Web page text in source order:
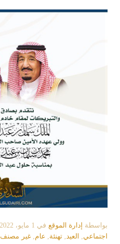
بواسطة إدارة الموقع في 1 مايو، 2022
اجتماعي
العيد تهنئة عام غير مصنف